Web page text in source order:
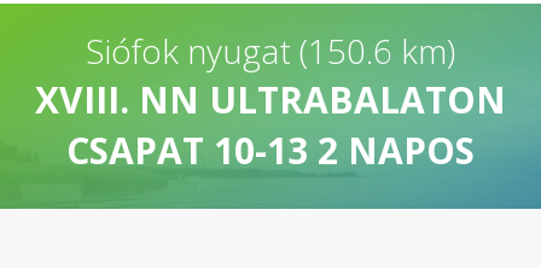
Siófok nyugat (150.6 km)
XVIII. NN ULTRABALATON
CSAPAT 10-13 2 NAPOS